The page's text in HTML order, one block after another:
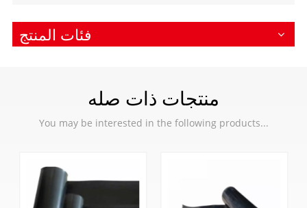
فئات المنتج
منتجات ذات صله
You may be interested in the following products...